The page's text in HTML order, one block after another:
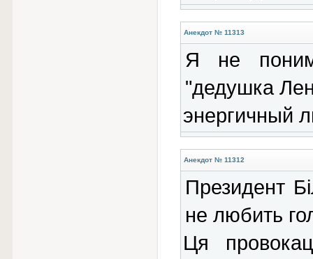
Анекдот № 11313
Я не
"дедушка
энергичный
Анекдот № 11312
Президент
не любить
Ця